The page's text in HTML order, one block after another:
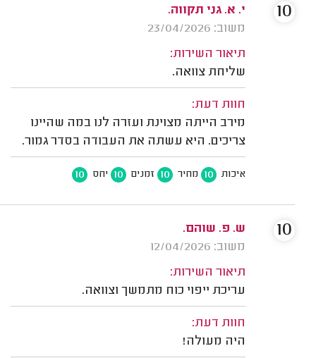
י. א. גני תקווה.
משוב: 23/04/2026
תיאור השירות:
שליחת צוואה.
חוות דעת:
מירב הייתה מצוינת ועזרה לנו במה שהיינו
צריכים. היא עשתה את העבודה בסדר גמור.
איכות 10 מחיר 10 זמנים 10 יחס 10
10
ש. פ. שוהם.
משוב: 12/04/2026
תיאור השירות:
עריכת ייפוי כוח מתמשך וצוואה.
חוות דעת:
היה מעולה!
10